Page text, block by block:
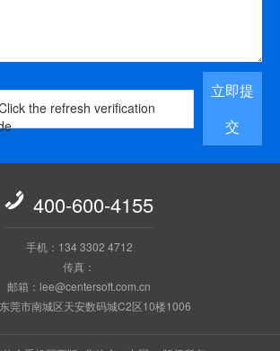
立即提
交
 400-600-4155
手机：134 3302 4712
传真：
邮箱：lee@centersoft.com.cn
莞市南城区天安数码城C2区10楼1006